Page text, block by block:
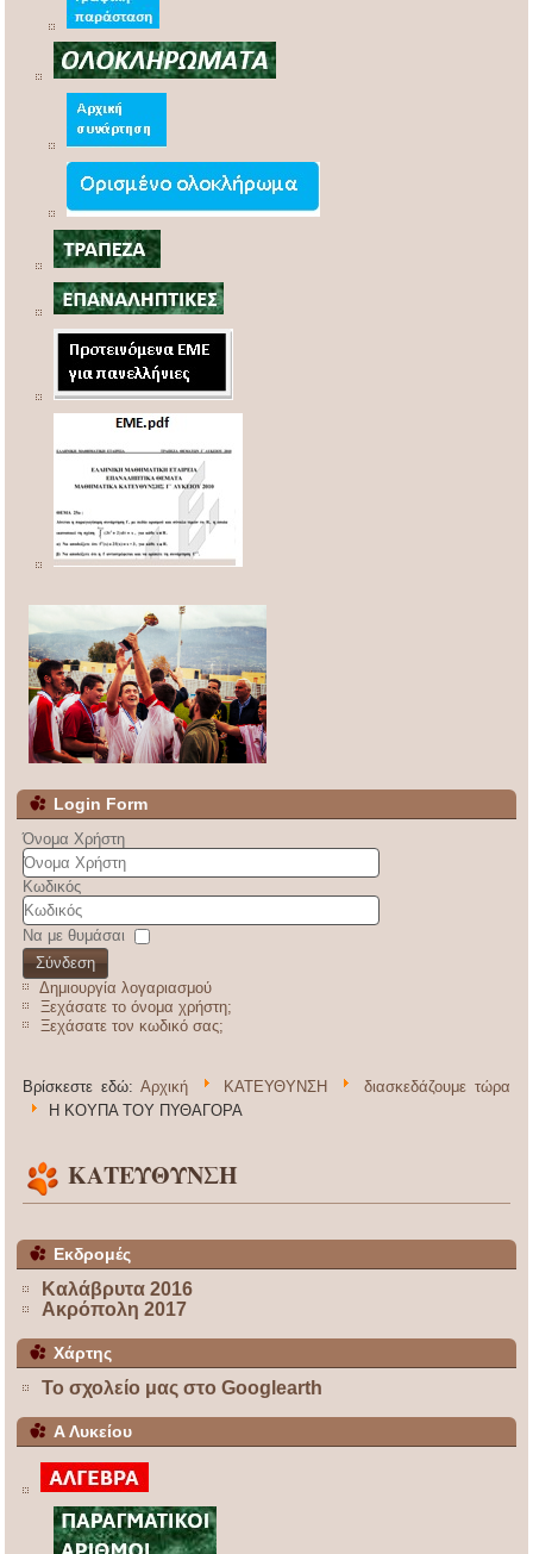
Login Form
Όνομα Χρήστη
Κωδικός
Να με θυμάσαι
Σύνδεση
Δημιουργία λογαριασμού
Ξεχάσατε το όνομα χρήστη;
Ξεχάσατε τον κωδικό σας;
Βρίσκεστε εδώ: Αρχική ΚΑΤΕΥΘΥΝΣΗ
διασκεδάζουμε τώρα
Η ΚΟΥΠΑ ΤΟΥ ΠΥΘΑΓΟΡΑ
ΚΑΤΕΥΘΥΝΣΗ
Εκδρομές
Καλάβρυτα 2016
Ακρόπολη 2017
Χάρτης
Το σχολείο μας στο Googlearth
Α Λυκείου